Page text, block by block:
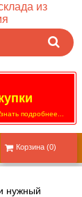
из
подробнее...
Корзина (0)
нужный